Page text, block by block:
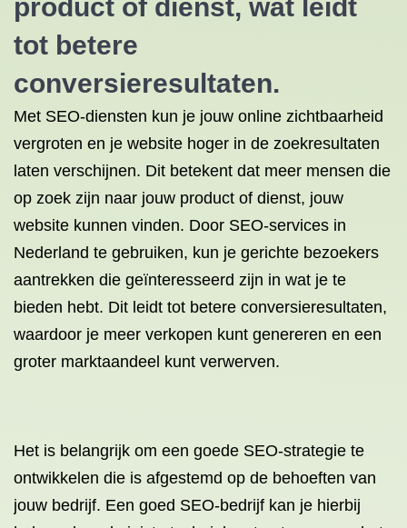
product of dienst, wat leidt
tot betere
conversieresultaten.
Met SEO-diensten kun je jouw online zichtbaarheid
vergroten en je website hoger in de zoekresultaten
laten verschijnen. Dit betekent dat meer mensen die
op zoek zijn naar jouw product of dienst, jouw
website kunnen vinden. Door SEO-services in
Nederland te gebruiken, kun je gerichte bezoekers
aantrekken die geïnteresseerd zijn in wat je te
bieden hebt. Dit leidt tot betere conversieresultaten,
waardoor je meer verkopen kunt genereren en een
groter marktaandeel kunt verwerven.
Het is belangrijk om een goede SEO-strategie te
ontwikkelen die is afgestemd op de behoeften van
jouw bedrijf. Een goed SEO-bedrijf kan je hierbij